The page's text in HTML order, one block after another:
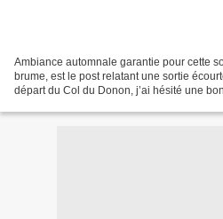
Ambiance automnale garantie pour cette
brume, est le post relatant une sortie
départ du Col du Donon, j’ai hésité une